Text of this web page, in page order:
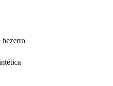
bezerro